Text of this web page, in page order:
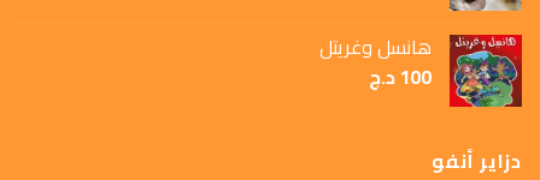
هانسل وغريتل
100د.ج
دزاير أنفو